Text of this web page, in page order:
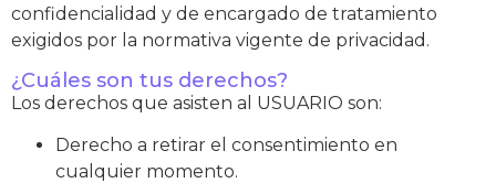
confidencialidad y de encargado de tratamiento
exigidos por la normativa vigente de privacidad.
¿Cuáles son tus derechos?
Los derechos que asisten al USUARIO son:
Derecho a retirar el consentimiento en
cualquier momento.